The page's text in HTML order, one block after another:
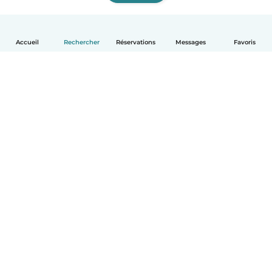
Accueil Rechercher Réservations Messages Favoris